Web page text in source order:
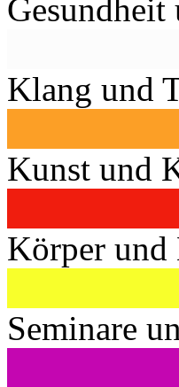
Klang und
Kunst und
Körper und
Seminare